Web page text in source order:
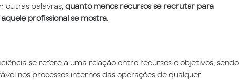
outras palavras, quanto menos recursos se recrutar para
profissional se mostra.
se refere a uma relação entre recursos e objetivos, sendo
nos processos internos das operações de qualquer